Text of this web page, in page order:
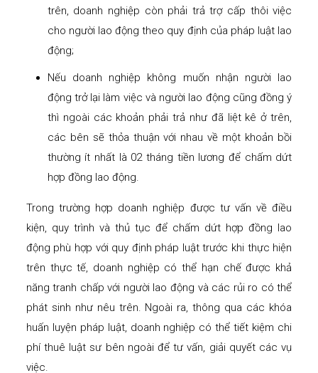
trên, doanh nghiệp còn phải trả trợ cấp thôi việc
cho người lao động theo quy định của pháp luật lao
động;
Nếu doanh nghiệp không muốn nhận người lao
động trở lại làm việc và người lao động cũng đồng ý
thì ngoài các khoản phải trả như đã liệt kê ở trên,
các bên sẽ thỏa thuận với nhau về một khoản bồi
thường ít nhất là 02 tháng tiền lương để chấm dứt
hợp đồng lao động.
Trong trường hợp doanh nghiệp được tư vấn về điều
kiện, quy trình và thủ tục để chấm dứt hợp đồng lao
động phù hợp với quy định pháp luật trước khi thực hiện
trên thực tế, doanh nghiệp có thể hạn chế được khả
năng tranh chấp với người lao động và các rủi ro có thể
phát sinh như nêu trên. Ngoài ra, thông qua các khóa
huấn luyện pháp luật, doanh nghiệp có thể tiết kiệm chi
phí thuê luật sư bên ngoài để tư vấn, giải quyết các vụ
việc.